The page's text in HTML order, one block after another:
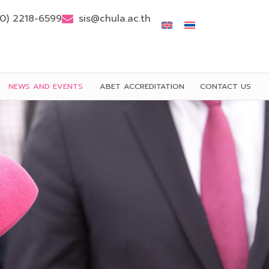
2218-6599 sis@chula.ac.th
NEWS AND EVENTS ABET ACCREDITATION CONTACT US